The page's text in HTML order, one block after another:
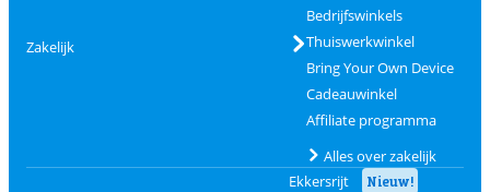
Zakelijk
Bedrijfswinkels
Thuiswerkwinkel
Bring Your Own Device
Cadeauwinkel
Affiliate programma
Alles over zakelijk
Ekkersrijt Nieuw!